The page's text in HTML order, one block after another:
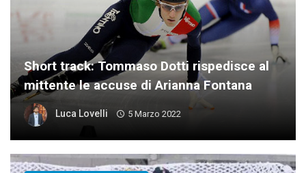
Short track: Tommaso Dotti rispedisce al
mittente le accuse di Arianna Fontana
Luca Lovelli 5 Marzo 2022